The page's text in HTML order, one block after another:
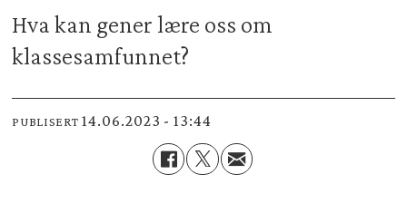
Hva kan gener lære oss om
klassesamfunnet?
PUBLISERT 14.06.2023 - 13:44